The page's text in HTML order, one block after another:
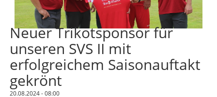
Neuer Trikotsponsor für
unseren SVS II mit
erfolgreichem Saisonauftakt
gekrönt
20.08.2024 - 08:00